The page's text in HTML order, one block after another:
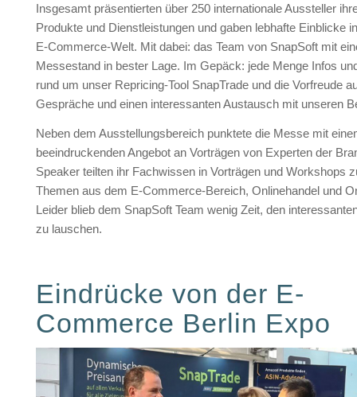
Insgesamt präsentierten über 250 internationale Aussteller
Produkte und Dienstleistungen und gaben lebhafte Einblicke
E-Commerce-Welt. Mit dabei: das Team von SnapSoft mit
Messestand in bester Lage. Im Gepäck: jede Menge Infos
rund um unser Repricing-Tool SnapTrade und die Vorfreude
Gespräche und einen interessanten Austausch mit unseren
Neben dem Ausstellungsbereich punktete die Messe mit
beeindruckenden Angebot an Vorträgen von Experten der
Speaker teilten ihr Fachwissen in Vorträgen und Workshops
Themen aus dem E-Commerce-Bereich, Onlinehandel und
Leider blieb dem SnapSoft Team wenig Zeit, den
zu lauschen.
Eindrücke von der E-
Commerce Berlin Expo